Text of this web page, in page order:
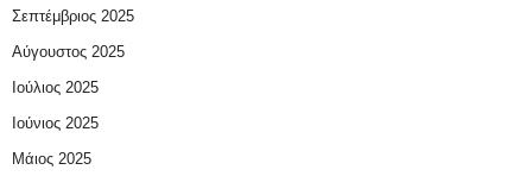
Σεπτέμβριος 2025
Αύγουστος 2025
Ιούλιος 2025
Ιούνιος 2025
Μάιος 2025